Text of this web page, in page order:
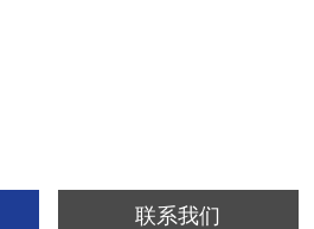
联系我们